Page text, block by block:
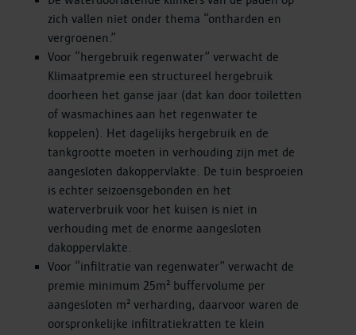
zich vallen niet onder thema “ontharden en
vergroenen.”
Voor “hergebruik regenwater” verwacht de
Klimaatpremie een structureel hergebruik
doorheen het ganse jaar (dat kan door toiletten
of wasmachines aan het regenwater te
koppelen). Het dagelijks hergebruik en de
tankgrootte moeten in verhouding zijn met de
aangesloten dakoppervlakte. De tuin besproeien
is echter seizoensgebonden en het
waterverbruik voor het kuisen is niet in
verhouding met de enorme aangesloten
dakoppervlakte.
Voor “infiltratie van regenwater” verwacht de
premie minimum 25m² buffervolume per
aangesloten m² verharding, daarvoor waren de
oorspronkelijke infiltratiekratten te klein